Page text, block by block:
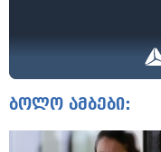
ბოლო ამბები: